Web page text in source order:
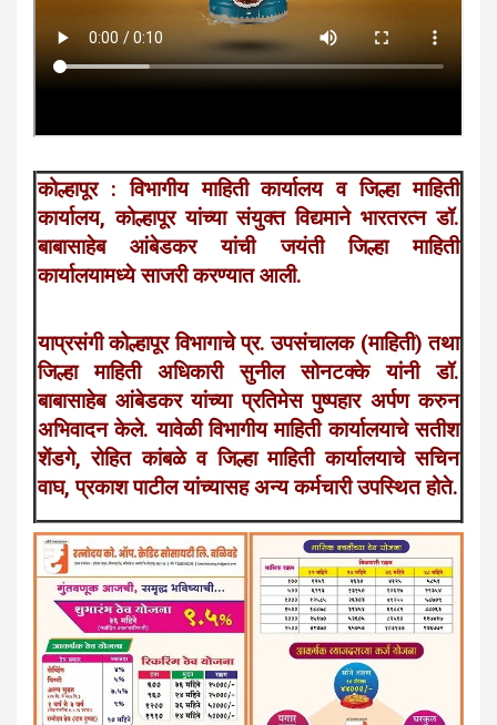
कोल्हापूर : विभागीय माहिती कार्यालय व जिल्हा माहिती
कार्यालय, कोल्हापूर यांच्या संयुक्त विद्यमाने भारतरत्न डॉ.
बाबासाहेब आंबेडकर यांची जयंती जिल्हा माहिती
कार्यालयामध्ये साजरी करण्यात आली.
याप्रसंगी कोल्हापूर विभागाचे प्र. उपसंचालक (माहिती) तथा
जिल्हा माहिती अधिकारी सुनील सोनटक्के यांनी डॉ.
बाबासाहेब आंबेडकर यांच्या प्रतिमेस पुष्पहार अर्पण करुन
अभिवादन केले. यावेळी विभागीय माहिती कार्यालयाचे सतीश
शेंडगे, रोहित कांबळे व जिल्हा माहिती कार्यालयाचे सचिन
वाघ, प्रकाश पाटील यांच्यासह अन्य कर्मचारी उपस्थित होते.